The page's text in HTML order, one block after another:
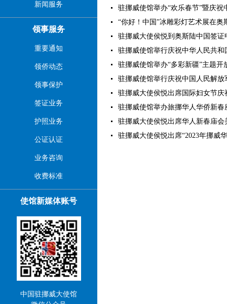
新闻服务
领事服务
重要通知
领侨动态
领事保护
签证业务
护照业务
公证认证
业务咨询
收费标准
使馆新媒体账号
中国驻挪威大使馆
驻挪威使馆举办“欢乐春节”暨庆祝
“你好！中国”冰雕彩灯艺术展在奥
驻挪威大使侯悦到奥斯陆中国签证
驻挪威使馆举行庆祝中华人民共和
驻挪威使馆举办“多彩新疆”主题开
驻挪威使馆举行庆祝中国人民解放
驻挪威大使侯悦出席国际妇女节庆
驻挪威使馆举办旅挪华人华侨新春
驻挪威大使侯悦出席华人新春庙会
驻挪威大使侯悦出席“2023年挪威